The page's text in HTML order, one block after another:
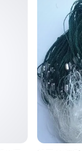
抗风等级通常较低
防爬
护时需要特别注
需要哪些配套
这些关键配件带来
厚应≥2.5mm，劣